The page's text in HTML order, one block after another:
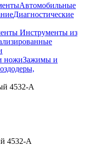
Автомобильные
Диагностические
Инструменты из
ножиЗажимы и
4532-A
4532-A